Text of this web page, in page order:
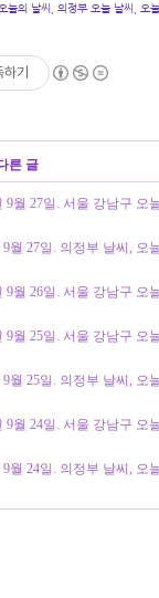
늘의 날씨, 의정부 오늘 날씨,
기
른 글
월 27일. 서울 강남구 오
월 27일. 의정부 날씨, 오
월 26일. 서울 강남구 오
월 25일. 서울 강남구 오
월 25일. 의정부 날씨, 오
월 24일. 서울 강남구 오
월 24일. 의정부 날씨, 오